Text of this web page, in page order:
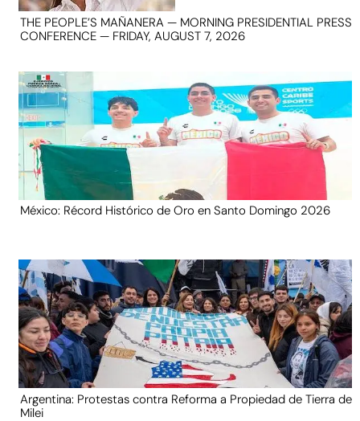
THE PEOPLE’S MAÑANERA — MORNING PRESIDENTIAL PRESS
CONFERENCE — FRIDAY, AUGUST 7, 2026
México: Récord Histórico de Oro en Santo Domingo 2026
Argentina: Protestas contra Reforma a Propiedad de Tierra de
Milei